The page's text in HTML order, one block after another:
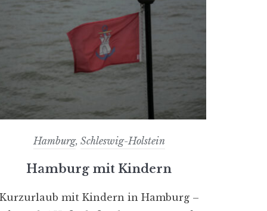
Hamburg, Schleswig-Holstein
Hamburg mit Kindern
mit Kindern in Hamburg –